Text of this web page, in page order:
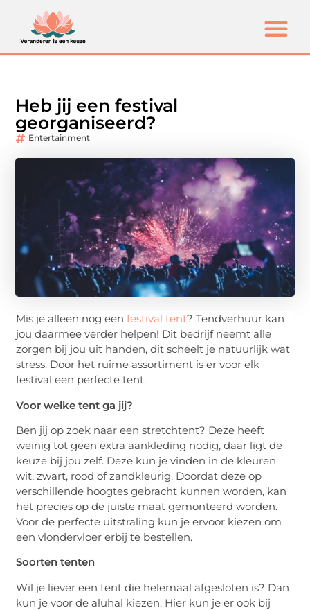
Heb jij een festival
georganiseerd?
Entertainment
Mis je alleen nog eenfestival tent? Tendverhuur kan
jou daarmee verder helpen! Dit bedrijf neemt alle
zorgen bij jou uit handen, dit scheelt je natuurlijk wat
stress. Door het ruime assortiment is er voor elk
festival een perfecte tent.
Voor welke tent ga jij?
Ben jij op zoek naar een stretchtent? Deze heeft
weinig tot geen extra aankleding nodig, daar ligt de
keuze bij jou zelf. Deze kun je vinden in de kleuren
wit, zwart, rood of zandkleurig. Doordat deze op
verschillende hoogtes gebracht kunnen worden, kan
het precies op de juiste maat gemonteerd worden.
Voor de perfecte uitstraling kun je ervoor kiezen om
een vlondervloer erbij te bestellen.
Soorten tenten
Wil je liever een tent die helemaal afgesloten is? Dan
kun je voor de aluhal kiezen. Hier kun je er ook bij